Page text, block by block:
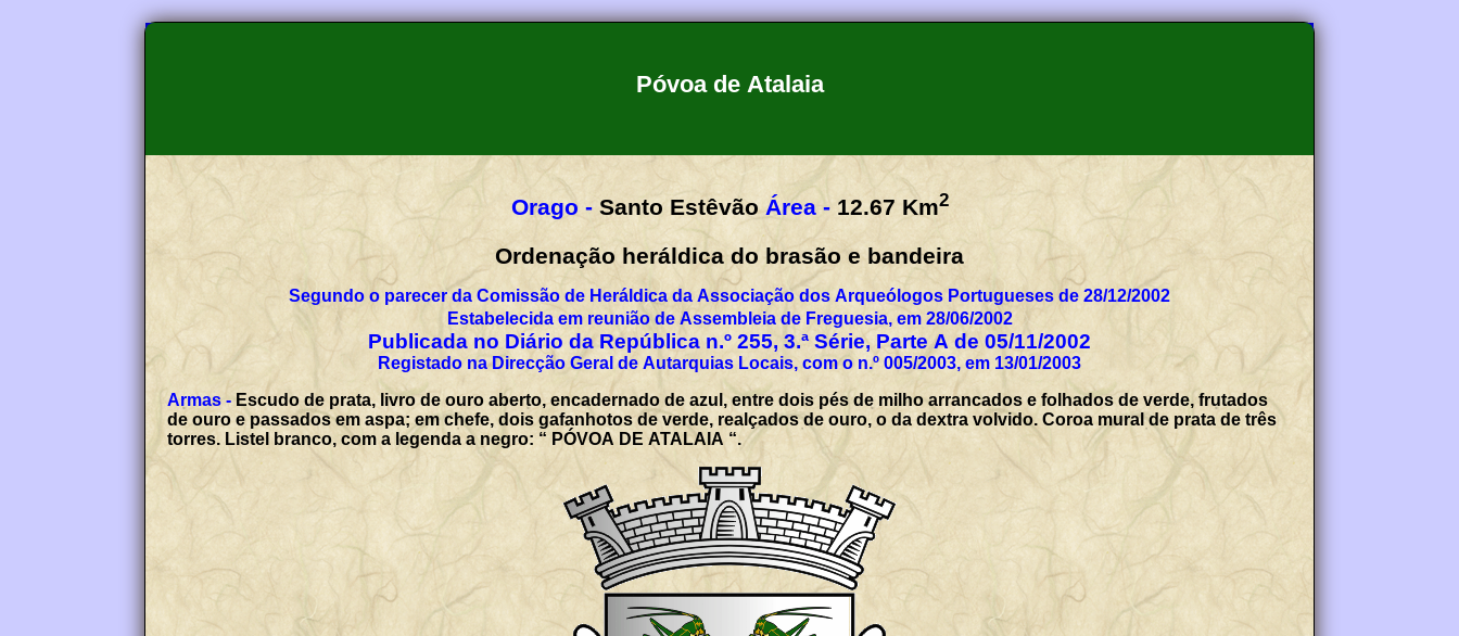
Póvoa de Atalaia
Orago - Santo Estêvão Área - 12.67 Km2
Ordenação heráldica do brasão e bandeira
Segundo o parecer da Comissão de Heráldica da Associação dos Arqueólogos Portugueses de 28/12/2002
Estabelecida em reunião de Assembleia de Freguesia, em 28/06/2002
Publicada no Diário da República n.º 255, 3.ª Série, Parte A de 05/11/2002
Registado na Direcção Geral de Autarquias Locais, com o n.º 005/2003, em 13/01/2003
Armas - Escudo de prata, livro de ouro aberto, encadernado de azul, entre dois pés de milho arrancados e folhados de verde, frutados
de ouro e passados em aspa; em chefe, dois gafanhotos de verde, realçados de ouro, o da dextra volvido. Coroa mural de prata de três
torres. Listel branco, com a legenda a negro: “ PÓVOA DE ATALAIA “.